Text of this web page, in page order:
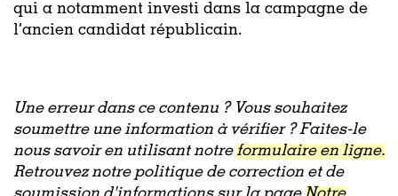
qui a notamment investi dans la campagne de
l’ancien candidat républicain.
Une erreur dans ce contenu ? Vous souhaitez
soumettre une information à vérifier ? Faites-le
nous savoir en utilisant notreformulaire en ligne.
Retrouvez notre politique de correction et de